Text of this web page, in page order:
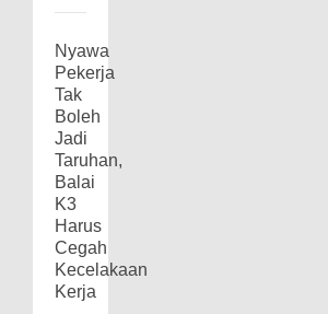
Nyawa
Pekerja
Tak
Boleh
Jadi
Taruhan,
Balai
K3
Harus
Cegah
Kecelakaan
Kerja